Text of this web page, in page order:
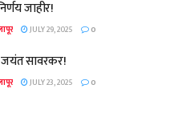
जाहीर!
JULY 29, 2025 0
जयंत सावरकर!
JULY 23, 2025 0